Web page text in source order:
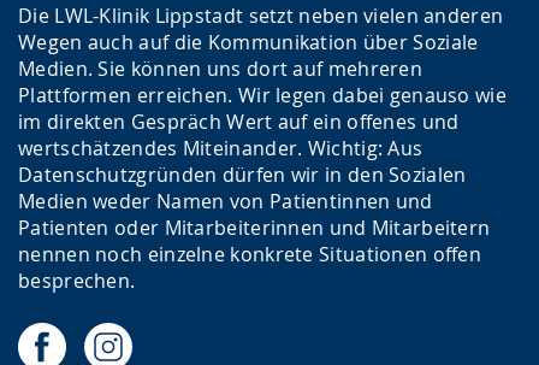
Die LWL-Klinik Lippstadt setzt neben vielen anderen
Wegen auch auf die Kommunikation über Soziale
Medien. Sie können uns dort auf mehreren
Plattformen erreichen. Wir legen dabei genauso wie
im direkten Gespräch Wert auf ein offenes und
wertschätzendes Miteinander. Wichtig: Aus
Datenschutzgründen dürfen wir in den Sozialen
Medien weder Namen von Patientinnen und
Patienten oder Mitarbeiterinnen und Mitarbeitern
nennen noch einzelne konkrete Situationen offen
besprechen.